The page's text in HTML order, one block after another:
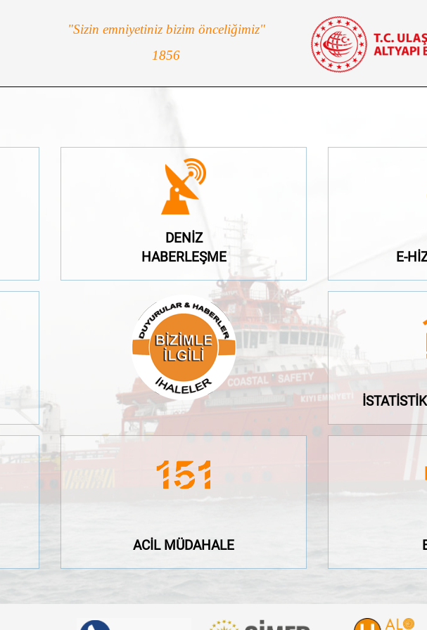
"Sizin emniyetiniz bizim önceliğimiz"
1856
DENİZ
HABERLEŞME
DENİZ
HABERLEŞME
E-
E-
ACİL MÜDAHALE
ACİL MÜDAHALE